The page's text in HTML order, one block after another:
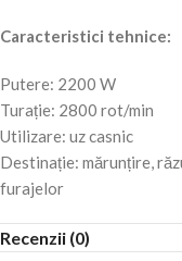
Caracteristici tehnice:
Putere: 2200 W
Turație: 2800 rot/min
Utilizare: uz casnic
Destinație: mărunțire,
furajelor
Recenzii (0)